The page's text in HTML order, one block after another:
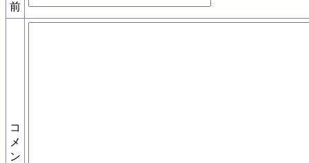
前
コ
メ
ン